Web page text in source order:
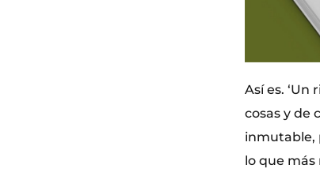
Así es.
cosas y de
inmutable,
lo que más